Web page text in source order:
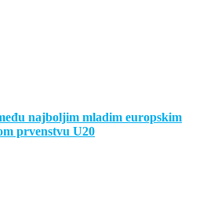
najboljim mladim europskim
prvenstvu U20